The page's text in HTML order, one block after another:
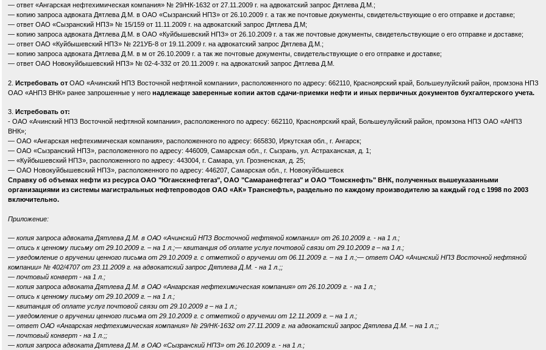
— ответ «Ангарская нефтехимическая компания» № 29/НК-1632 от 27.11.2009 г. на адвокатский запрос Дятлева Д.М.;
— копию запроса адвоката Дятлева Д.М. в ОАО «Сызранский НПЗ» от 26.10.2009 г. а так же почтовые документы, свидетельствующие о его отправке и доставке;
— ответ ОАО «Сызранский НПЗ» № 15/159 от 11.11.2009 г. на адвокатский запрос Дятлева Д.М;
— копию запроса адвоката Дятлева Д.М. в ОАО «Куйбышевский НПЗ» от 26.10.2009 г. а так же почтовые документы, свидетельствующие о его отправке и доставке;
— ответ ОАО «Куйбышевский НПЗ» № 221УБ-8 от 19.11.2009 г. на адвокатский запрос Дятлева Д.М.;
— копию запроса адвоката Дятлева Д.М. в м от 26.10.2009 г. а так же почтовые документы, свидетельствующие о его отправке и доставке;
— ответ ОАО Новокуйбышевский НПЗ» № 02-4-332 от 20.11.2009 г. на адвокатский запрос Дятлева Д.М.
2. Истребовать от ОАО «Ачинский НПЗ Восточной нефтяной компании», расположенного по адресу: 662110, Красноярский край, Большеулуйский район, промзона НПЗ
ОАО «АНПЗ ВНК» ранее запрошенные у него надлежаще заверенные копии актов сдачи-приемки нефти и иных первичных документов бухгалтерского учета.
3. Истребовать от:
- ОАО «Ачинский НПЗ Восточной нефтяной компании», расположенного по адресу: 662110, Красноярский край, Большеулуйский район, промзона НПЗ ОАО «АНПЗ
ВНК»;
— ОАО «Ангарская нефтехимическая компания», расположенного по адресу: 665830, Иркутская обл., г. Ангарск;
— ОАО «Сызранский НПЗ», расположенного по адресу: 446009, Самарская обл., г. Сызрань, ул. Астраханская, д. 1;
— «Куйбышевский НПЗ», расположенного по адресу: 443004, г. Самара, ул. Грозненская, д. 25;
— ОАО Новокуйбышевский НПЗ», расположенного по адресу: 446207, Самарская обл., г. Новокуйбышевск
Справку об объемах нефти из ресурса ОАО "Юганскнефтегаз", ОАО "Самаранефтегаз" и ОАО "Томскнефть" ВНК, полученных вышеуказанными
организациями из системы магистральных нефтепроводов ОАО «АК» Транснефть», раздельно по каждому производителю за каждый год с 1998 по 2003
включительно.
Приложение:
— копия запроса адвоката Дятлева Д.М. в ОАО «Ачинский НПЗ Восточной нефтяной компании» от 26.10.2009 г. - на 1 л.;
— опись к ценному письму от 29.10.2009 г. – на 1 л.;— квитанция об оплате услуг почтовой связи от 29.10.2009 г – на 1 л.;
— уведомление о вручении ценного письма от 29.10.2009 г. с отметкой о вручении от 06.11.2009 г. – на 1 л.;— ответ ОАО «Ачинский НПЗ Восточной нефтяной
компании» № 402/4707 от 23.11.2009 г. на адвокатский запрос Дятлева Д.М. - на 1 л.;;
— почтовый конверт - на 1 л.;
— копия запроса адвоката Дятлева Д.М. в ОАО «Ангарская нефтехимическая компания» от 26.10.2009 г. - на 1 л.;
— опись к ценному письму от 29.10.2009 г. – на 1 л.;
— квитанция об оплате услуг почтовой связи от 29.10.2009 г – на 1 л.;
— уведомление о вручении ценного письма от 29.10.2009 г. с отметкой о вручении от 12.11.2009 г. – на 1 л.;
— ответ ОАО «Ангарская нефтехимическая компания» № 29/НК-1632 от 27.11.2009 г. на адвокатский запрос Дятлева Д.М. – на 1 л.;;
— почтовый конверт - на 1 л.;;
— копия запроса адвоката Дятлева Д.М. в ОАО «Сызранский НПЗ» от 26.10.2009 г. - на 1 л.;